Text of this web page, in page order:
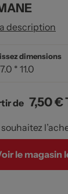
description
dimensions
* 11.0
de 7,50 €
le magasin